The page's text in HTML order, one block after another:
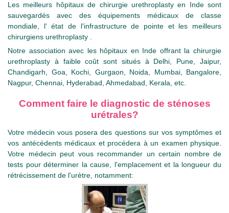
Les meilleurs hôpitaux de chirurgie urethroplasty en Inde sont
sauvegardés avec des équipements médicaux de classe
mondiale, l' état de l'infrastructure de pointe et les meilleurs
chirurgiens urethroplasty .
Notre association avec les hôpitaux en Inde offrant la chirurgie
urethroplasty à faible coût sont situés à Delhi, Pune, Jaipur,
Chandigarh, Goa, Kochi, Gurgaon, Noida, Mumbai, Bangalore,
Nagpur, Chennai, Hyderabad, Ahmedabad, Kerala, etc.
Comment faire le diagnostic de sténoses
urétrales?
Votre médecin vous posera des questions sur vos symptômes et
vos antécédents médicaux et procédera à un examen physique.
Votre médecin peut vous recommander un certain nombre de
tests pour déterminer la cause, l'emplacement et la longueur du
rétrécissement de l'urètre, notamment: